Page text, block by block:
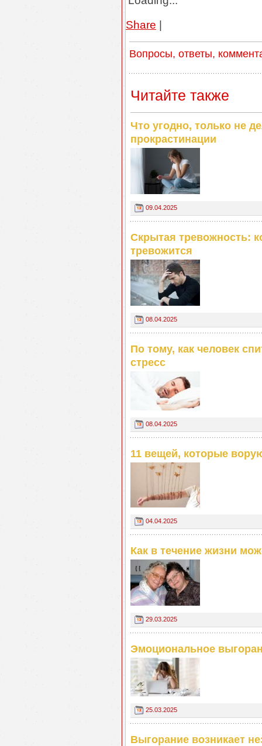
Share |
Вопросы, ответы,
Читайте также
Что угодно, только не
прокрастинации
09.04.2025
Скрытая тревожность:
тревожится
08.04.2025
По тому, как человек
стресс
08.04.2025
11 вещей, которые
04.04.2025
Как в течение жизни
29.03.2025
Эмоциональное
25.03.2025
Выгорание возникает